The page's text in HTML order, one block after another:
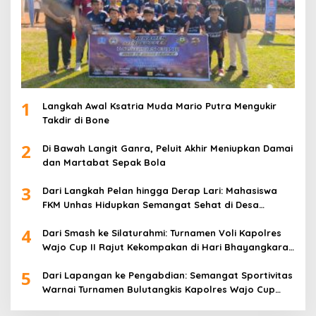
1
Langkah Awal Ksatria Muda Mario Putra Mengukir
Takdir di Bone
2
Di Bawah Langit Ganra, Peluit Akhir Meniupkan Damai
dan Martabat Sepak Bola
3
Dari Langkah Pelan hingga Derap Lari: Mahasiswa
FKM Unhas Hidupkan Semangat Sehat di Desa
4
Dari Smash ke Silaturahmi: Turnamen Voli Kapolres
Wajo Cup II Rajut Kekompakan di Hari Bhayangkara
5
Dari Lapangan ke Pengabdian: Semangat Sportivitas
Warnai Turnamen Bulutangkis Kapolres Wajo Cup